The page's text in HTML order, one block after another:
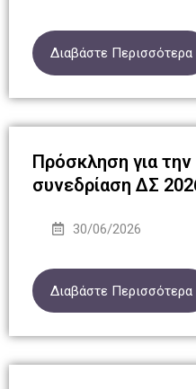
Διαβάστε Περισσότερα
Πρόσκληση για
συνεδρίαση ΔΣ
30/06/2026
Διαβάστε Περισσότερα